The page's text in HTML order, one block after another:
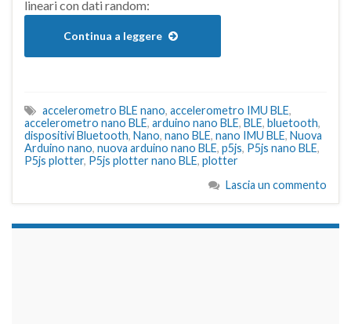
lineari con dati random:
Continua a leggere
accelerometro BLE nano, accelerometro IMU BLE,
accelerometro nano BLE, arduino nano BLE, BLE, bluetooth,
dispositivi Bluetooth, Nano, nano BLE, nano IMU BLE, Nuova
Arduino nano, nuova arduino nano BLE, p5js, P5js nano BLE,
P5js plotter, P5js plotter nano BLE, plotter
Lascia un commento